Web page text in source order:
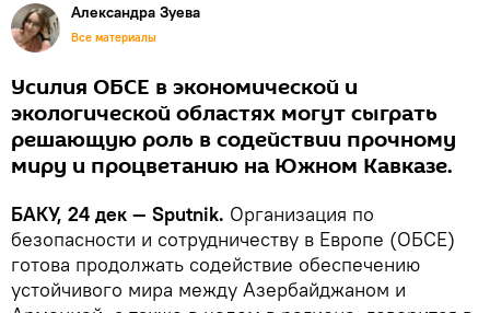
Александра Зуева
Все материалы
Усилия ОБСЕ в экономической и
экологической областях могут сыграть
решающую роль в содействии прочному
миру и процветанию на Южном Кавказе.
БАКУ, 24 дек — Sputnik. Организация по
безопасности и сотрудничеству в Европе (ОБСЕ)
готова продолжать содействие обеспечению
устойчивого мира между Азербайджаном и